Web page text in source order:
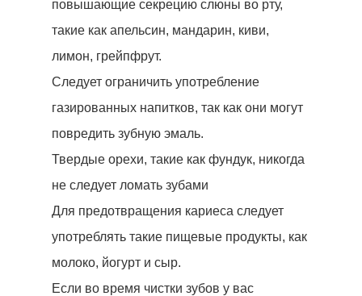
повышающие секрецию слюны во рту,
такие как апельсин, мандарин, киви,
лимон, грейпфрут.
Следует ограничить употребление
газированных напитков, так как они могут
повредить зубную эмаль.
Твердые орехи, такие как фундук, никогда
не следует ломать зубами
Для предотвращения кариеса следует
употреблять такие пищевые продукты, как
молоко, йогурт и сыр.
Если во время чистки зубов у вас
До После
+905380829565